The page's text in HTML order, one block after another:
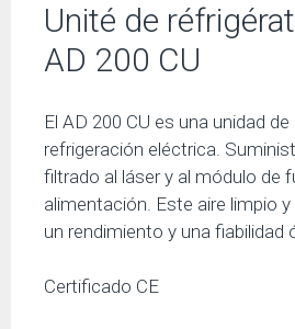
Unité de
AD 200 CU
El AD 200 CU es una unidad de
refrigeración eléctrica.
filtrado al láser y al módulo de
alimentación. Este aire limpio
un rendimiento y una fiabilidad
Certificado CE